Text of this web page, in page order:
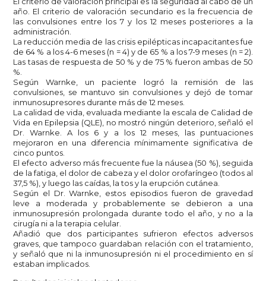
año. El criterio de valoración secundario es la frecuencia de
las convulsiones entre los 7 y los 12 meses posteriores a la
administración.
La reducción media de las crisis epilépticas incapacitantes fue
de 64 % a los 4-6 meses (n = 4) y de 65 % a los 7-9 meses (n = 2).
Las tasas de respuesta de 50 % y de 75 % fueron ambas de 50
%.
Según Warnke, un paciente logró la remisión de las
convulsiones, se mantuvo sin convulsiones y dejó de tomar
inmunosupresores durante más de 12 meses.
La calidad de vida, evaluada mediante la escala de Calidad de
Vida en Epilepsia (QLE), no mostró ningún deterioro, señaló el
Dr. Warnke. A los 6 y a los 12 meses, las puntuaciones
mejoraron en una diferencia mínimamente significativa de
cinco puntos.
El efecto adverso más frecuente fue la náusea (50 %), seguida
de la fatiga, el dolor de cabeza y el dolor orofaríngeo (todos al
37,5 %), y luego las caídas, la tos y la erupción cutánea.
Según el Dr. Warnke, estos episodios fueron de gravedad
leve a moderada y probablemente se debieron a una
inmunosupresión prolongada durante todo el año, y no a la
cirugía ni a la terapia celular.
Añadió que dos participantes sufrieron efectos adversos
graves, que tampoco guardaban relación con el tratamiento,
y señaló que ni la inmunosupresión ni el procedimiento en sí
estaban implicados.